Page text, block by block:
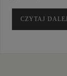
CZYTAJ DALEJ